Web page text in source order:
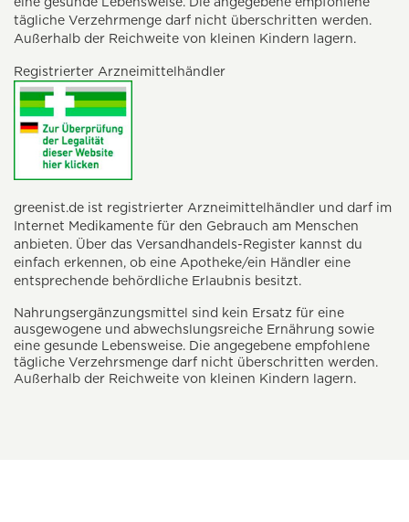
tägliche Verzehrmenge darf nicht überschritten werden.
Außerhalb der Reichweite von kleinen Kindern lagern.
Registrierter Arzneimittelhändler
greenist.de ist registrierter Arzneimittelhändler und darf im
Internet Medikamente für den Gebrauch am Menschen
anbieten. Über das Versandhandels-Register kannst du
einfach erkennen, ob eine Apotheke/ein Händler eine
entsprechende behördliche Erlaubnis besitzt.
Nahrungsergänzungsmittel sind kein Ersatz für eine
ausgewogene und abwechslungsreiche Ernährung sowie
eine gesunde Lebensweise. Die angegebene empfohlene
tägliche Verzehrsmenge darf nicht überschritten werden.
Außerhalb der Reichweite von kleinen Kindern lagern.